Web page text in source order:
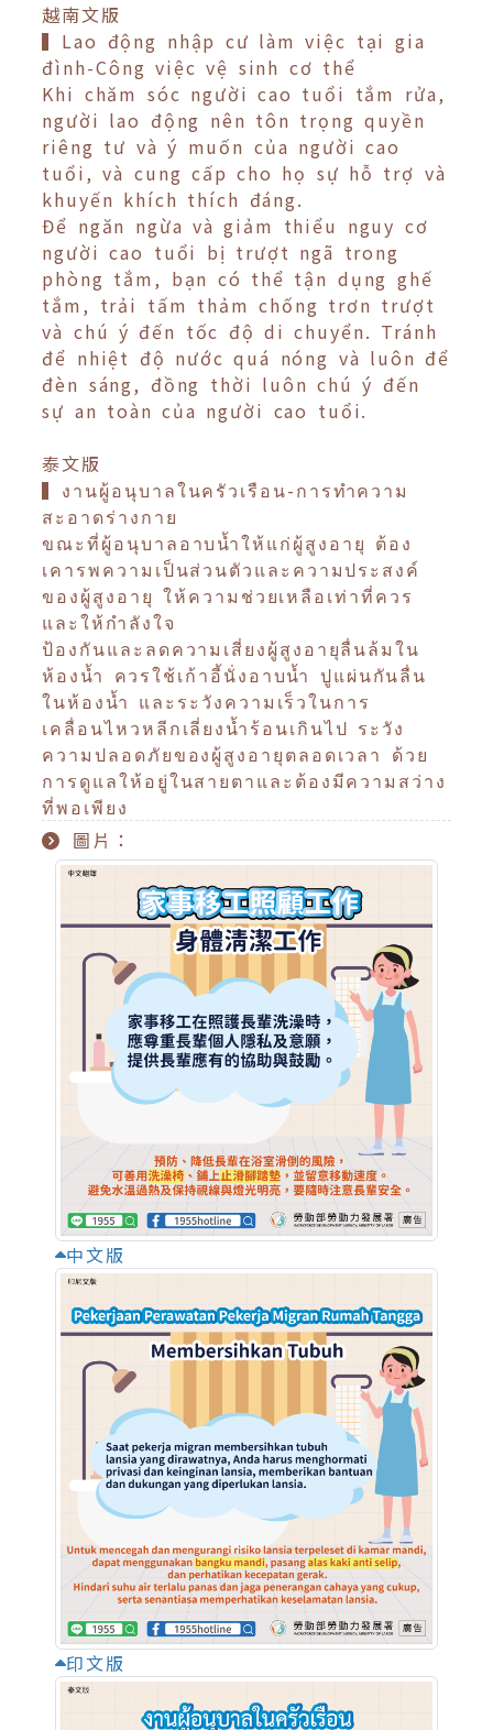
越南文版
▍Lao động nhập cư làm việc tại gia
đình-Công việc vệ sinh cơ thể
Khi chăm sóc người cao tuổi tắm rửa,
người lao động nên tôn trọng quyền
riêng tư và ý muốn của người cao
tuổi, và cung cấp cho họ sự hỗ trợ và
khuyến khích thích đáng.
Để ngăn ngừa và giảm thiểu nguy cơ
người cao tuổi bị trượt ngã trong
phòng tắm, bạn có thể tận dụng ghế
tắm, trải tấm thảm chống trơn trượt
và chú ý đến tốc độ di chuyển. Tránh
để nhiệt độ nước quá nóng và luôn để
đèn sáng, đồng thời luôn chú ý đến
sự an toàn của người cao tuổi.
泰文版
▍งานผู้อนุบาลในครัวเรือน-การทำความ
สะอาดร่างกาย
ขณะที่ผู้อนุบาลอาบน้ำให้แก่ผู้สูงอายุ ต้อง
เคารพความเป็นส่วนตัวและความประสงค์
ของผู้สูงอายุ ให้ความช่วยเหลือเท่าที่ควร
และให้กำลังใจ
ป้องกันและลดความเสี่ยงผู้สูงอายุลื่นล้มใน
ห้องน้ำ ควรใช้เก้าอี้นั่งอาบน้ำ ปูแผ่นกันลื่น
ในห้องน้ำ และระวังความเร็วในการ
เคลื่อนไหวหลีกเลี่ยงน้ำร้อนเกินไป ระวัง
ความปลอดภัยของผู้สูงอายุตลอดเวลา ด้วย
การดูแลให้อยู่ในสายตาและต้องมีความสว่าง
ที่พอเพียง
圖片：
中文版
印文版